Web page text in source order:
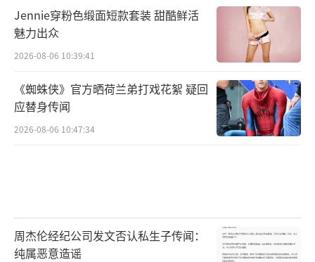
Jennie穿粉色缎面短款套装 甜酷鲜活
魅力出众
2026-08-06 10:39:41
《蜘蛛侠》官方晒荷兰弟打戏花絮 疑回
应替身传闻
2026-08-06 10:47:34
周杰伦经纪公司发文否认私生子传闻：
纯属恶意造谣